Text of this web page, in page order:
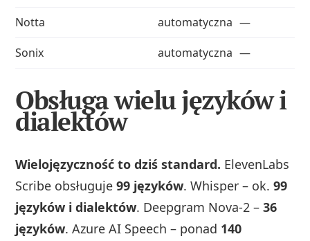
Notta
automatyczna —
Sonix
automatyczna —
Obsługa wielu języków i
dialektów
Wielojęzyczność to dziś standard. ElevenLabs
Scribe obsługuje99 języków. Whisper – ok.99
języków i dialektów. Deepgram Nova-2 –36
języków. Azure AI Speech – ponad 140